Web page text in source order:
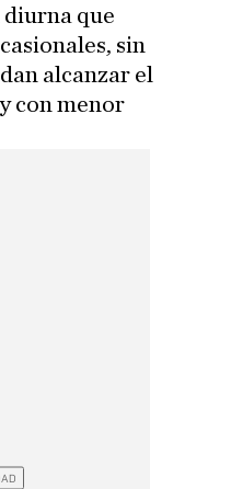
que
sin
alcanzar el
con menor